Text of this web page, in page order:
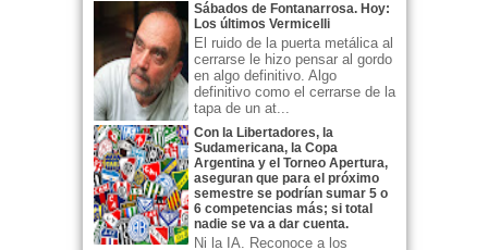
Sábados de Fontanarrosa. Hoy:
Los últimos Vermicelli
El ruido de la puerta metálica al
cerrarse le hizo pensar al gordo
en algo definitivo. Algo
definitivo como el cerrarse de la
tapa de un at...
Con la Libertadores, la
Sudamericana, la Copa
Argentina y el Torneo Apertura,
aseguran que para el próximo
semestre se podrían sumar 5 o
6 competencias más; si total
nadie se va a dar cuenta.
Ni la IA. Reconoce a los